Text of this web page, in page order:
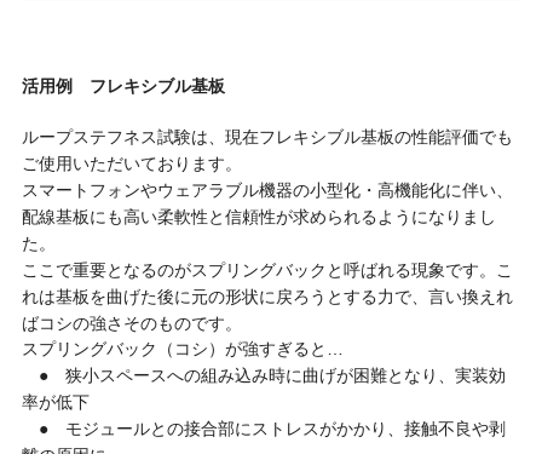
活用例 フレキシブル基板
ループステフネス試験は、現在フレキシブル基板の性能評価でも
ご使用いただいております。
スマートフォンやウェアラブル機器の小型化・高機能化に伴い、
配線基板にも高い柔軟性と信頼性が求められるようになりまし
た。
ここで重要となるのがスプリングバックと呼ばれる現象です。こ
れは基板を曲げた後に元の形状に戻ろうとする力で、言い換えれ
ばコシの強さそのものです。
スプリングバック（コシ）が強すぎると…
● 狭小スペースへの組み込み時に曲げが困難となり、実装効
率が低下
● モジュールとの接合部にストレスがかかり、接触不良や剥